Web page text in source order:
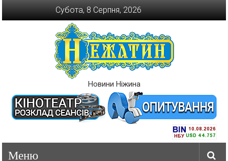
Субота, 8 Серпня, 2026
Новини Ніжина